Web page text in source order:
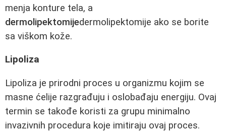
menja konture tela, a
dermolipektomijedermolipektomije ako se borite
sa viškom kože.
Lipoliza
Lipoliza je prirodni proces u organizmu kojim se
masne ćelije razgrađuju i oslobađaju energiju. Ovaj
termin se takođe koristi za grupu minimalno
invazivnih procedura koje imitiraju ovaj proces.